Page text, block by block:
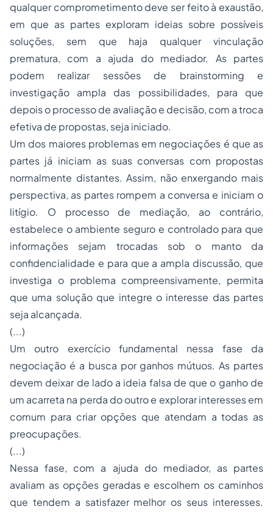
qualquer comprometimento deve ser feito à exaustão,
em que as partes exploram ideias sobre possíveis
soluções, sem que haja qualquer vinculação
prematura, com a ajuda do mediador. As partes
podem realizar sessões de brainstorming e
investigação ampla das possibilidades, para que
depois o processo de avaliação e decisão, com a troca
efetiva de propostas, seja iniciado.
Um dos maiores problemas em negociações é que as
partes já iniciam as suas conversas com propostas
normalmente distantes. Assim, não enxergando mais
perspectiva, as partes rompem a conversa e iniciam o
litígio. O processo de mediação, ao contrário,
estabelece o ambiente seguro e controlado para que
informações sejam trocadas sob o manto da
confidencialidade e para que a ampla discussão, que
investiga o problema compreensivamente, permita
que uma solução que integre o interesse das partes
seja alcançada.
(...)
Um outro exercício fundamental nessa fase da
negociação é a busca por ganhos mútuos. As partes
devem deixar de lado a ideia falsa de que o ganho de
um acarreta na perda do outro e explorar interesses em
comum para criar opções que atendam a todas as
preocupações.
(...)
Nessa fase, com a ajuda do mediador, as partes
avaliam as opções geradas e escolhem os caminhos
que tendem a satisfazer melhor os seus interesses.